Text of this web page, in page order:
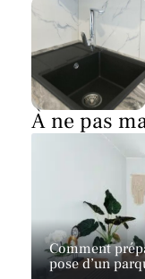
À ne pas
Comment
pose d’un